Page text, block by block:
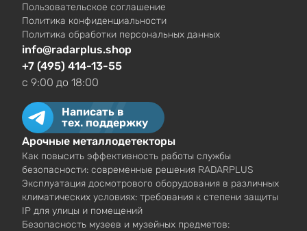
Пользовательское соглашение
Политика конфиденциальности
Политика обработки персональных данных
info@radarplus.shop
+7 (495) 414-13-55
c 9:00 до 18:00
Написать в
тех. поддержку
Арочные металлодетекторы
Как повысить эффективность работы службы
безопасности: современные решения RADARPLUS
Эксплуатация досмотрового оборудования в различных
климатических условиях: требования к степени защиты
IP для улицы и помещений
Безопасность музеев и музейных предметов: